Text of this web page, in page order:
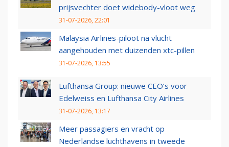
prijsvechter doet widebody-vloot weg
31-07-2026, 22:01
Malaysia Airlines-piloot na vlucht
aangehouden met duizenden xtc-pillen
31-07-2026, 13:55
Lufthansa Group: nieuwe CEO’s voor
Edelweiss en Lufthansa City Airlines
31-07-2026, 13:17
Meer passagiers en vracht op
Nederlandse luchthavens in tweede